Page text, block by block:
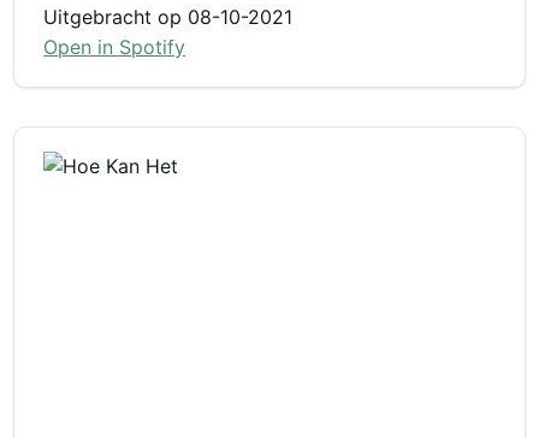
Uitgebracht op 08-10-2021
Open in Spotify